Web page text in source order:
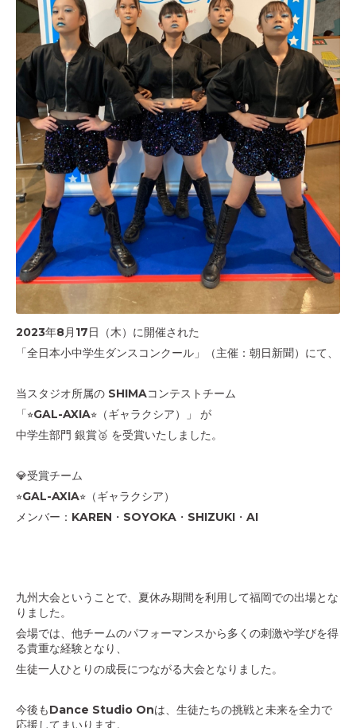
2023年8月17日（木）に開催された
「全日本小中学生ダンスコンクール」（主催：朝日新聞）にて、
当スタジオ所属の SHIMAコンテストチーム
「⭐︎GAL-AXIA⭐︎（ギャラクシア）」 が
中学生部門 銀賞🥈 を受賞いたしました。
💎受賞チーム
⭐︎GAL-AXIA⭐︎（ギャラクシア）
メンバー：KAREN・SOYOKA・SHIZUKI・AI
九州大会ということで、夏休み期間を利用して福岡での出場とな
りました。
会場では、他チームのパフォーマンスから多くの刺激や学びを得
る貴重な経験となり、
生徒一人ひとりの成長につながる大会となりました。
今後もDance Studio Onは、生徒たちの挑戦と未来を全力で
応援してまいります。